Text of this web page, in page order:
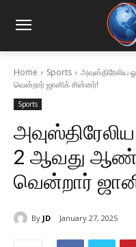
Home Sports
வென்றார் ஜானிக் சின்னர்!
Sports
2 ஆவது
வென்றார்
By JD January 27, 2025